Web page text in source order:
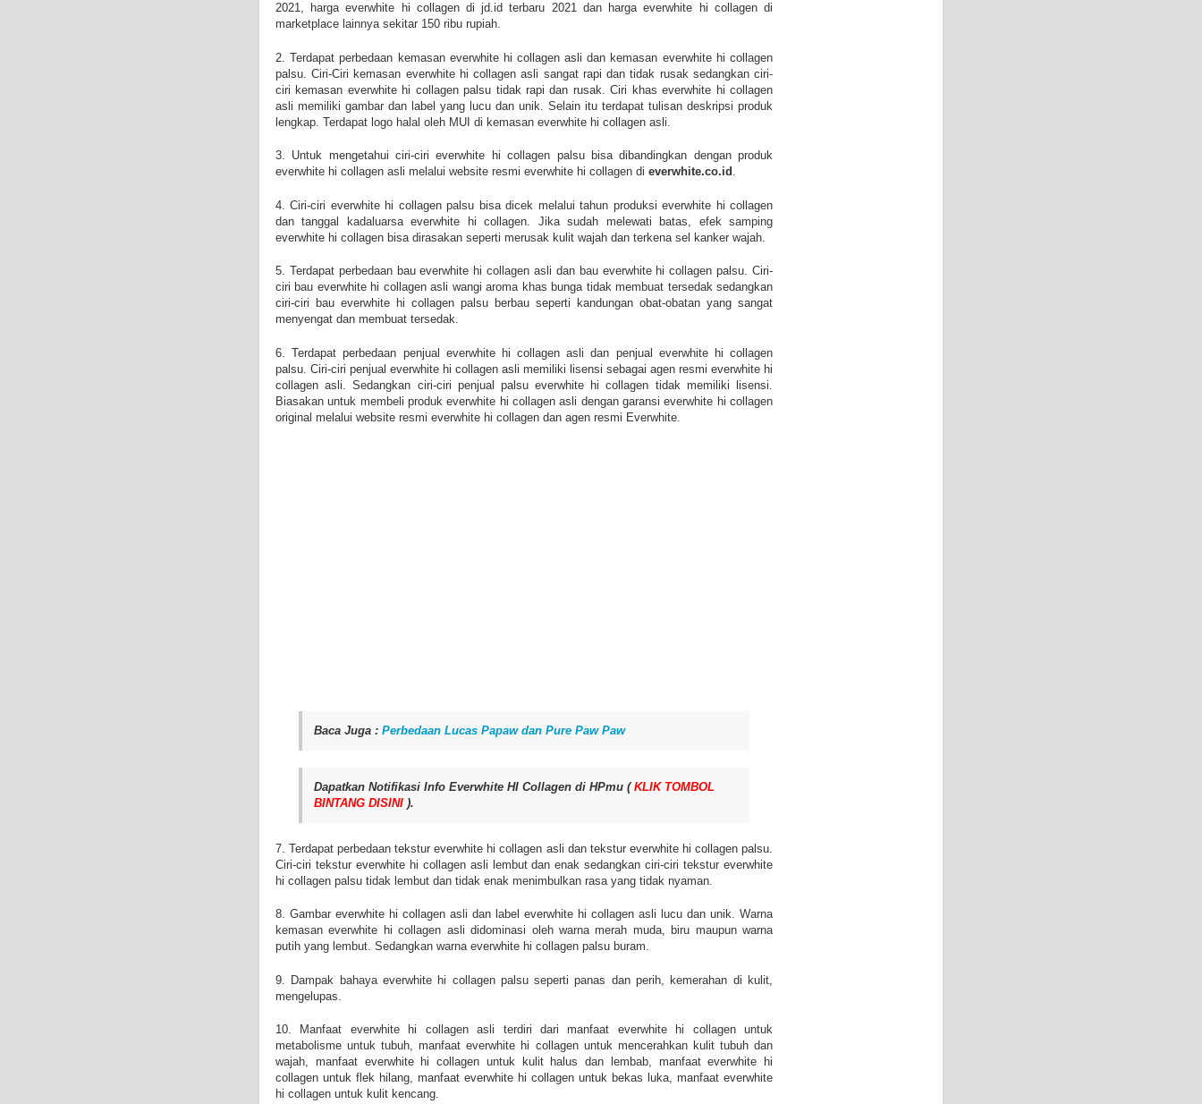
2021, harga everwhite hi collagen di jd.id terbaru 2021 dan harga everwhite hi collagen di
marketplace lainnya sekitar 150 ribu rupiah.
2. Terdapat perbedaan kemasan everwhite hi collagen asli dan kemasan everwhite hi collagen
palsu. Ciri-Ciri kemasan everwhite hi collagen asli sangat rapi dan tidak rusak sedangkan ciri-
ciri kemasan everwhite hi collagen palsu tidak rapi dan rusak. Ciri khas everwhite hi collagen
asli memiliki gambar dan label yang lucu dan unik. Selain itu terdapat tulisan deskripsi produk
lengkap. Terdapat logo halal oleh MUI di kemasan everwhite hi collagen asli.
3. Untuk mengetahui ciri-ciri everwhite hi collagen palsu bisa dibandingkan dengan produk
everwhite hi collagen asli melalui website resmi everwhite hi collagen di everwhite.co.id .
4. Ciri-ciri everwhite hi collagen palsu bisa dicek melalui tahun produksi everwhite hi collagen
dan tanggal kadaluarsa everwhite hi collagen. Jika sudah melewati batas, efek samping
everwhite hi collagen bisa dirasakan seperti merusak kulit wajah dan terkena sel kanker wajah.
5. Terdapat perbedaan bau everwhite hi collagen asli dan bau everwhite hi collagen palsu. Ciri-
ciri bau everwhite hi collagen asli wangi aroma khas bunga tidak membuat tersedak sedangkan
ciri-ciri bau everwhite hi collagen palsu berbau seperti kandungan obat-obatan yang sangat
menyengat dan membuat tersedak.
6. Terdapat perbedaan penjual everwhite hi collagen asli dan penjual everwhite hi collagen
palsu. Ciri-ciri penjual everwhite hi collagen asli memiliki lisensi sebagai agen resmi everwhite hi
collagen asli. Sedangkan ciri-ciri penjual palsu everwhite hi collagen tidak memiliki lisensi.
Biasakan untuk membeli produk everwhite hi collagen asli dengan garansi everwhite hi collagen
original melalui website resmi everwhite hi collagen dan agen resmi Everwhite.
Baca Juga : Perbedaan Lucas Papaw dan Pure Paw Paw
Dapatkan Notifikasi Info Everwhite HI Collagen di HPmu (KLIK TOMBOL
BINTANG DISINI ).
7. Terdapat perbedaan tekstur everwhite hi collagen asli dan tekstur everwhite hi collagen palsu.
Ciri-ciri tekstur everwhite hi collagen asli lembut dan enak sedangkan ciri-ciri tekstur everwhite
hi collagen palsu tidak lembut dan tidak enak menimbulkan rasa yang tidak nyaman.
8. Gambar everwhite hi collagen asli dan label everwhite hi collagen asli lucu dan unik. Warna
kemasan everwhite hi collagen asli didominasi oleh warna merah muda, biru maupun warna
putih yang lembut. Sedangkan warna everwhite hi collagen palsu buram.
9. Dampak bahaya everwhite hi collagen palsu seperti panas dan perih, kemerahan di kulit,
mengelupas.
10. Manfaat everwhite hi collagen asli terdiri dari manfaat everwhite hi collagen untuk
metabolisme untuk tubuh, manfaat everwhite hi collagen untuk mencerahkan kulit tubuh dan
wajah, manfaat everwhite hi collagen untuk kulit halus dan lembab, manfaat everwhite hi
collagen untuk flek hilang, manfaat everwhite hi collagen untuk bekas luka, manfaat everwhite
hi collagen untuk kulit kencang.